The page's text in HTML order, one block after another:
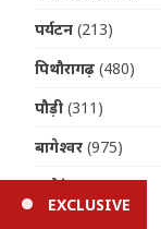
पर्यटन (213)
पिथौरागढ़ (480)
पौड़ी (311)
बागेश्वर (975)
मनोरंजन(37)
EXCLUSIVE
में CM धामी